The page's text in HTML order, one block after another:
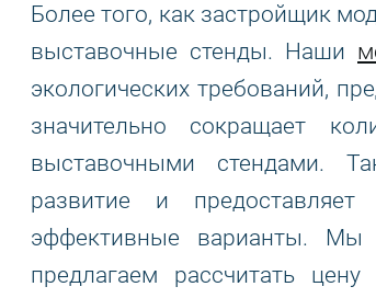
Более того, как застройщик
выставочные стенды. Наши
экологических требований,
значительно сокращает
выставочными стендами.
развитие и
эффективные варианты. Мы
предлагаем рассчитать